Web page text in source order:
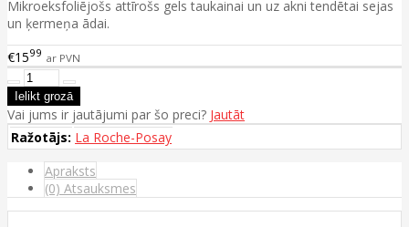
Mikroeksfoliējošs attīrošs gels taukainai un uz akni tendētai sejas
un ķermeņa ādai.
€1599 ar PVN
Vai jums ir jautājumi par šo preci? Jautāt
Ražotājs: La Roche-Posay
Apraksts
(0) Atsauksmes